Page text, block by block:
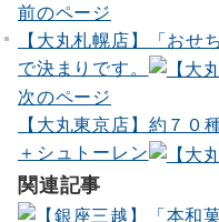
投
稿
ナ
ビ
ゲ
ー
前のページ
【大丸札幌店】「お
で決まりです。
次のページ
【大丸東京店】約７
＋シュトーレン
関連記事